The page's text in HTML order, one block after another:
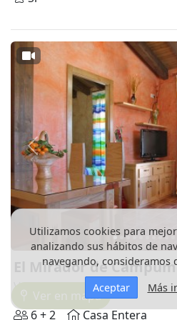
Anterior
El Mirador de
Vadillo- Soria
6 + 2
Casa Entera
Ver en mapa
Utilizamos cookies para
analizando sus hábitos de
navegando, consideramos
Aceptar
Más